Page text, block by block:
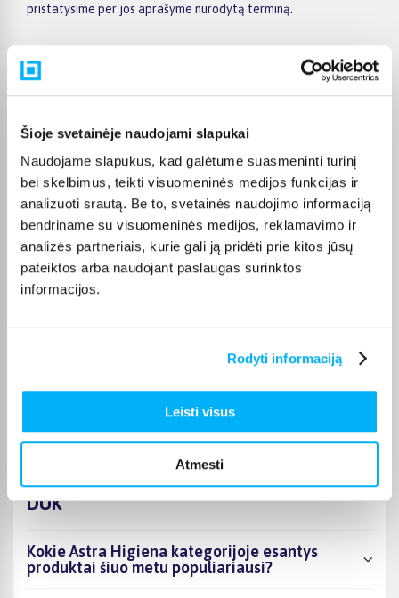
Šioje svetainėje naudojami slapukai
Naudojame slapukus, kad galėtume suasmeninti turinį
bei skelbimus, teikti visuomeninės medijos funkcijas ir
analizuoti srautą. Be to, svetainės naudojimo informaciją
bendriname su visuomeninės medijos, reklamavimo ir
analizės partneriais, kurie gali ją pridėti prie kitos jūsų
pateiktos arba naudojant paslaugas surinktos
informacijos.
Rodyti informaciją
Leisti visus
Atmesti
pristatysime per jos aprašyme nurodytą terminą.
Laima M.
Patvirtintas pirkėjas
👍
JOKŪBAS V.
DUK
Kokie Astra Higiena kategorijoje esantys
produktai šiuo metu populiariausi?